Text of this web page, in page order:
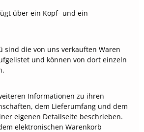
über ein Kopf- und ein
sind die von uns verkauften Waren
und können von dort einzeln
Informationen zu ihren
dem Lieferumfang und dem
eigenen Detailseite beschrieben.
elektronischen Warenkorb